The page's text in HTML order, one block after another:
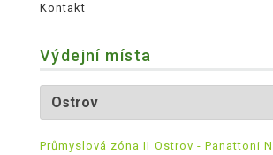
Kontakt
Výdejní místa
Průmyslová zóna II Ostrov - Panattoni